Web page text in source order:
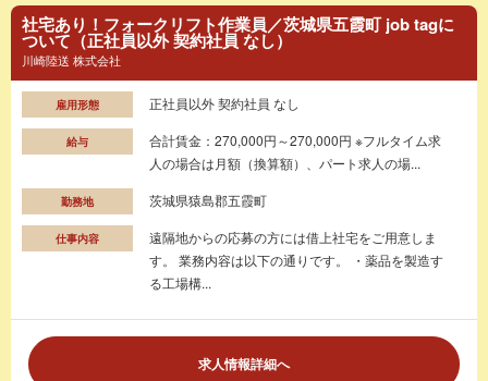
社宅あり！フォークリフト作業員／茨城県五霞町 job tagに
ついて（正社員以外 契約社員 なし）
川崎陸送 株式会社
雇用形態 正社員以外 契約社員 なし
給与
合計賃金：270,000円～270,000円 ※フルタイム求
人の場合は月額（換算額）、パート求人の場...
勤務地 茨城県猿島郡五霞町
仕事内容
遠隔地からの応募の方には借上社宅をご用意しま
す。 業務内容は以下の通りです。 ・薬品を製造す
る工場構...
求人情報詳細へ